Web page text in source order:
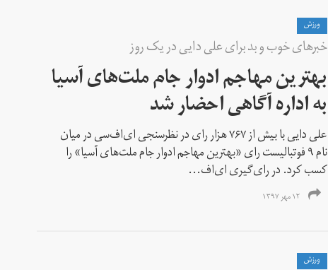
ورزش
خبرهای خوب و بد برای علی دایی در یک روز
بهترین مهاجم ادوار جام ملت‌های آسیا
به اداره آگاهی احضار شد
علی دایی با بیش از ۷۶۷ هزار رای در نظرسنجی ای‌اف‌سی در میان
نام ۹ فوتبالیست رای «بهترین مهاجم ادوار جام ملت‌های آسیا» را
کسب کرد. در رای‌گیری ای‌اف‌...
۱۲ مهر ۱۳۹۷
ورزش